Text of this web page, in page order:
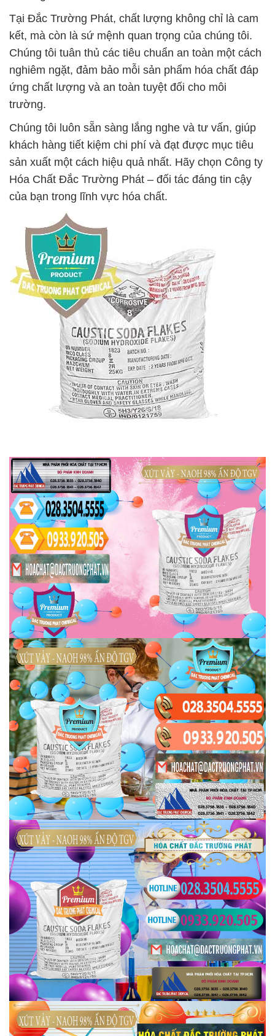
Tại Đắc Trường Phát, chất lượng không chỉ là cam
kết, mà còn là sứ mệnh quan trọng của chúng tôi.
Chúng tôi tuân thủ các tiêu chuẩn an toàn một cách
nghiêm ngặt, đảm bảo mỗi sản phẩm hóa chất đáp
ứng chất lượng và an toàn tuyệt đối cho môi
trường.
Chúng tôi luôn sẵn sàng lắng nghe và tư vấn, giúp
khách hàng tiết kiệm chi phí và đạt được mục tiêu
sản xuất một cách hiệu quả nhất. Hãy chọn Công ty
Hóa Chất Đắc Trường Phát – đối tác đáng tin cậy
của bạn trong lĩnh vực hóa chất.